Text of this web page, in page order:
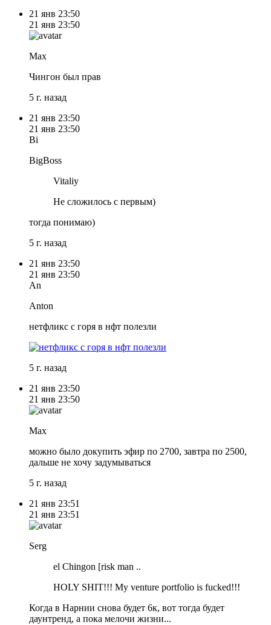
21 янв 23:50
21 янв 23:50
Max
Чингон был прав
5 г. назад
21 янв 23:50
21 янв 23:50
Bi
BigBoss
Vitaliy
Не сложилось с первым)
тогда понимаю)
5 г. назад
21 янв 23:50
21 янв 23:50
An
Anton
нетфликс с горя в нфт полезли
5 г. назад
21 янв 23:50
21 янв 23:50
Max
можно было докупить эфир по 2700, завтра по 2500,
дальше не хочу задумываться
5 г. назад
21 янв 23:51
21 янв 23:51
Serg
el Chingon [risk man ..
HOLY SHIT!!! My venture portfolio is fucked!!!
Когда в Нарнии снова будет 6к, вот тогда будет
даунтренд, а пока мелочи жизни...